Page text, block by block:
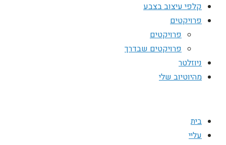
קלפי עיצוב בצבע
פרויקטים
פרויקטים
פרויקטים שבדרך
ניוזלטר
מהיוטיוב שלי
בית
עליי